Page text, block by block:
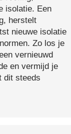
isolatie. Een
herstelt
nieuwe isolatie
Zo los je
vernieuwd
en vermijd je
dit steeds